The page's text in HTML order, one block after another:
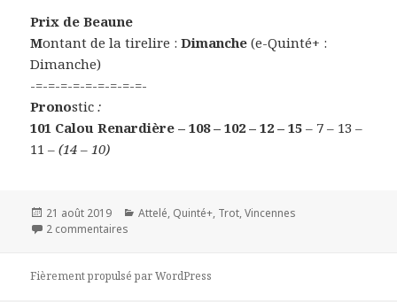
Prix de Beaune
Montant de la tirelire :Dimanche (e-Quinté+ :
Dimanche)
-=-=-=-=-=-=-=-=-=-
Pronostic:
101 Calou Renardière – 108 – 102 – 12 – 15 – 7 – 13 –
11 – (14 – 10)
Publié
le
21 août 2019 Catégories
Attelé, Quinté+, Trot,Vincennes
2 commentaires
Fièrement propulsé par WordPress